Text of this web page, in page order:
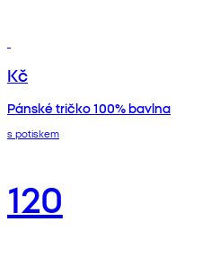
Kč
Pánské tričko 100% bavlna
s potiskem
120